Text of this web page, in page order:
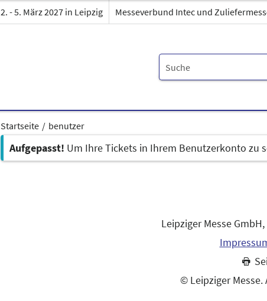
2. - 5. März 2027 in Leipzig Messeverbund Intec und
Startseite benutzer
Aufgepasst! Um Ihre Tickets in Ihrem Benutzerkonto zu
Leipziger Messe
© Leipziger